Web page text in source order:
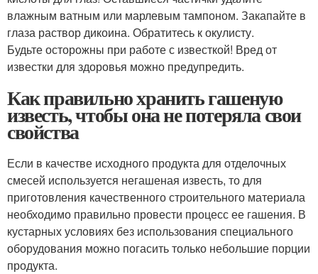
влажным ватным или марлевым тампоном. Закапайте в
глаза раствор дикоина. Обратитесь к окулисту.
Будьте осторожны при работе с известкой! Вред от
известки для здоровья можно предупредить.
Как правильно хранить гашеную
известь, чтобы она не потеряла свои
свойства
Если в качестве исходного продукта для отделочных
смесей используется негашеная известь, то для
приготовления качественного строительного материала
необходимо правильно провести процесс ее гашения. В
кустарных условиях без использования специального
оборудования можно погасить только небольшие порции
продукта.